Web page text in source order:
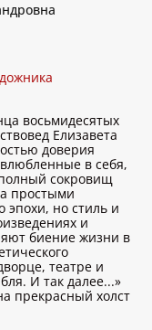
восьмидесятых
Елизавета
доверия
в себя,
сокровищ
простыми
эпохи, но стиль и
и
биение жизни в
театре и
И так далее...»
прекрасный холст